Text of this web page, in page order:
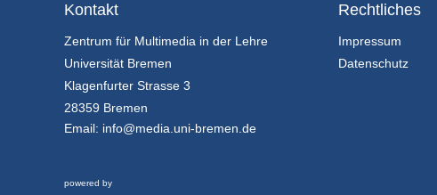
Kontakt
Zentrum für Multimedia in der Lehre
Universität Bremen
Klagenfurter Strasse 3
28359 Bremen
Email: info@media.uni-bremen.de
Rechtliches
Impressum
Datenschutz
powered by